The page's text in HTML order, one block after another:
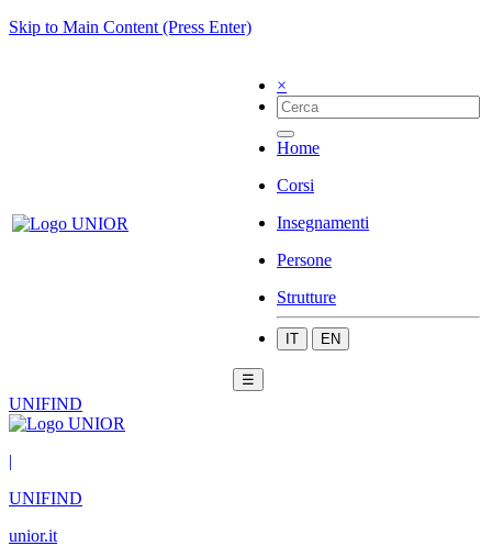
Skip to Main Content (Press Enter)
×
Home
Corsi
Insegnamenti
Persone
Strutture
IT EN
☰
UNIFIND
|
UNIFIND
unior.it